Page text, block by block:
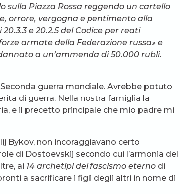
sulla Piazza Rossa reggendo un cartello
orrore, vergogna e pentimento alla
e 20.2.5 del Codice per reati
armate della Federazione russa» e
a un’ammenda di 50.000 rubli.
guerra mondiale. Avrebbe potuto
di guerra. Nella nostra famiglia la
e il precetto principale che mio padre mi
Bykov, non incoraggiavano certo
di Dostoevskij secondo cui l’armonia del
ai 14 archetipi del fascismo eterno di
a sacrificare i figli degli altri in nome di